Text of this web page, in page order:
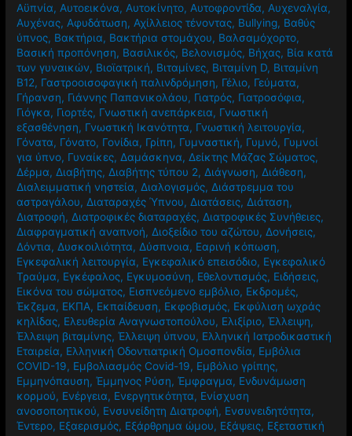
Αϋπνία, Αυτοεικόνα, Αυτοκίνητο, Αυτοφροντίδα, Αυχεναλγία,
Αυχένας, Αφυδάτωση, Αχίλλειος τένοντας, Βullying, Βαθύς
ύπνος, Βακτήρια, Βακτήρια στομάχου, Βαλσαμόχορτο,
Βασική προπόνηση, Βασιλικός, Βελονισμός, Βήχας, Βία κατά
των γυναικών, Βιοϊατρική, Βιταμίνες, Βιταμίνη D, Βιταμίνη
Β12, Γαστροοισοφαγική παλινδρόμηση, Γέλιο, Γεύματα,
Γήρανση, Γιάννης Παπανικολάου, Γιατρός, Γιατροσόφια,
Γιόγκα, Γιορτές, Γνωστική ανεπάρκεια, Γνωστική
εξασθένηση, Γνωστική Ικανότητα, Γνωστική λειτουργία,
Γόνατα, Γόνατο, Γονίδια, Γρίπη, Γυμναστική, Γυμνό, Γυμνοί
για ύπνο, Γυναίκες, Δαμάσκηνα, Δείκτης Μάζας Σώματος,
Δέρμα, Διαβήτης, Διαβήτης τύπου 2, Διάγνωση, Διάθεση,
Διαλειμματική νηστεία, Διαλογισμός, Διάστρεμμα του
αστραγάλου, Διαταραχές Ύπνου, Διατάσεις, Διάταση,
Διατροφή, Διατροφικές διαταραχές, Διατροφικές Συνήθειες,
Διαφραγματική αναπνοή, Διοξείδιο του αζώτου, Δονήσεις,
Δόντια, Δυσκοιλιότητα, Δύσπνοια, Εαρινή κόπωση,
Εγκεφαλική λειτουργία, Εγκεφαλικό επεισόδιο, Εγκεφαλικό
Τραύμα, Εγκέφαλος, Εγκυμοσύνη, Εθελοντισμός, Ειδήσεις,
Εικόνα του σώματος, Εισπνεόμενο εμβόλιο, Εκδρομές,
Έκζεμα, ΕΚΠΑ, Εκπαίδευση, Εκφοβισμός, Εκφύλιση ωχράς
κηλίδας, Ελευθερία Αναγνωστοπούλου, Ελιξίριο,Έλλειψη,
Έλλειψη βιταμίνης,Έλλειψη ύπνου, Ελληνική Ιατροδικαστική
Εταιρεία, Ελληνική Οδοντιατρική Ομοσπονδία, Εμβόλια
COVID-19, Εμβολιασμός Covid-19, Εμβόλιο γρίπης,
Εμμηνόπαυση,Έμμηνος Ρύση,Έμφραγμα, Ενδυνάμωση
κορμού, Ενέργεια, Ενεργητικότητα, Ενίσχυση
ανοσοποητικού, Ενσυνείδητη Διατροφή, Ενσυνειδητότητα,
Έντερο, Εξαερισμός, Εξάρθρημα ώμου, Εξάψεις, Εξεταστική